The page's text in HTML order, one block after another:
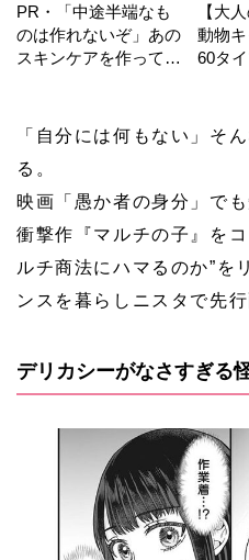
PR・「中途半端なも
のは作れないぞ」あの
スキンケアを作ってい
【大
動物
60タ
「自分には何もない」そ
る。
映画「愚か者の身分」で
衝撃作『マルチの子』を
ルチ商法にハマるのか”を
ンスを暮らしニスタで先行
デリカシーがなさすぎる